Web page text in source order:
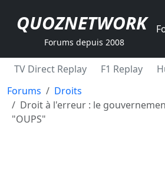
QUOZNETWORK
Forums depuis 2008
TV Direct Replay F1 Replay
Forums
Droits
Droit à l'erreur : le
"OUPS"